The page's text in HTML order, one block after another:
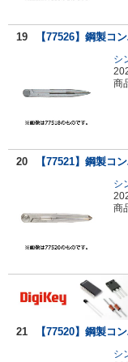
19 【77526】鋼製コ
シ
商
20 【77521】鋼製コ
シ
商
21 【77520】鋼製コ
シ